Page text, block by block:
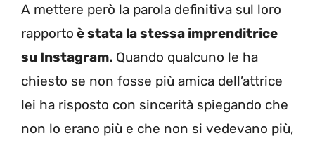
A mettere però la parola definitiva sul loro
rapporto è stata la stessa imprenditrice
su Instagram. Quando qualcuno le ha
chiesto se non fosse più amica dell’attrice
lei ha risposto con sincerità spiegando che
non lo erano più e che non si vedevano più,